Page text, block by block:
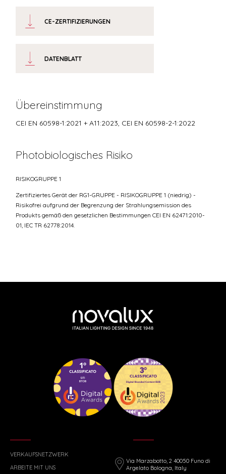
CE-ZERTIFIZIERUNGEN
DATENBLATT
Übereinstimmung
CEI EN 60598-1:2021 + A11:2023, CEI EN 60598-2-1:2022
Photobiologisches Risiko
RISIKOGRUPPE 1
Zertifiziertes Gerät der RG1-GRUPPE - RISIKOGRUPPE 1 (niedrig) -
Risikofrei aufgrund der Begrenzung der Strahlungsemission des
Produkts gemäß den gesetzlichen Bestimmungen CEI EN 62471:2010-
01, IEC TR 62778:2014.
VERKAUFSNETZWERK
ARBEITE MIT UNS
Via Marzabotto, 2 40050 Funo di
Argelato Bologna, Italy